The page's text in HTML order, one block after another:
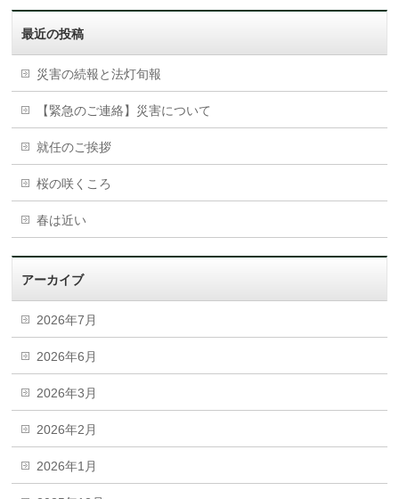
最近の投稿
災害の続報と法灯旬報
【緊急のご連絡】災害について
就任のご挨拶
桜の咲くころ
春は近い
アーカイブ
2026年7月
2026年6月
2026年3月
2026年2月
2026年1月